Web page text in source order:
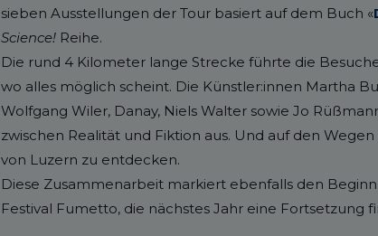
sieben Ausstellungen der Tour basiert auf dem Buch «
Science!Reihe.
Die rund 4 Kilometer lange Strecke führte die
wo alles möglich scheint. Die Künstler:innen Martha
Wolfgang Wiler, Danay, Niels Walter sowie Jo
zwischen Realität und Fiktion aus. Und auf den
von Luzern zu entdecken.
Diese Zusammenarbeit markiert ebenfalls den
Festival Fumetto, die nächstes Jahr eine Fortsetzung